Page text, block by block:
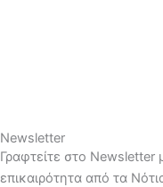
Newsletter
Γραφτείτε στο Newsletter
επικαιρότητα από τα